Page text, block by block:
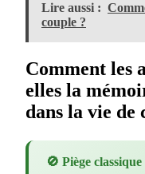
Lire aussi :
couple ?
Comment les
elles la
dans la vie de
🚫 Piège classique